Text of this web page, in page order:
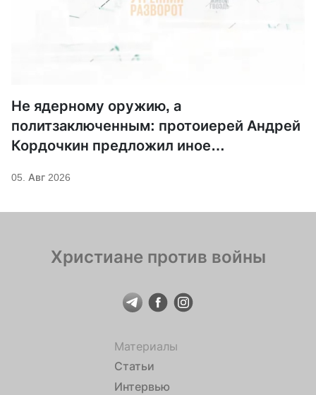
Не ядерному оружию, а
политзаключенным: протоиерей Андрей
Кордочкин предложил иное
Саровского
05. Авг 2026
Христиане против войны
Материалы
Статьи
Интервью